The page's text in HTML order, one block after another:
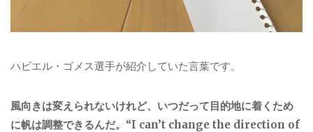
ハビエル・ゴメス選手が紹介していた言葉です。
風向きは変えられないけれど、いつだって目的地に着くため
に帆は調整できるんだ。“I can’t change the direction of